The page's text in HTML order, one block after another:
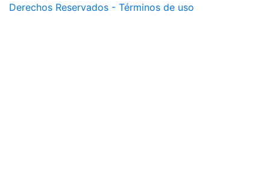
Derechos Reservados - Términos de uso